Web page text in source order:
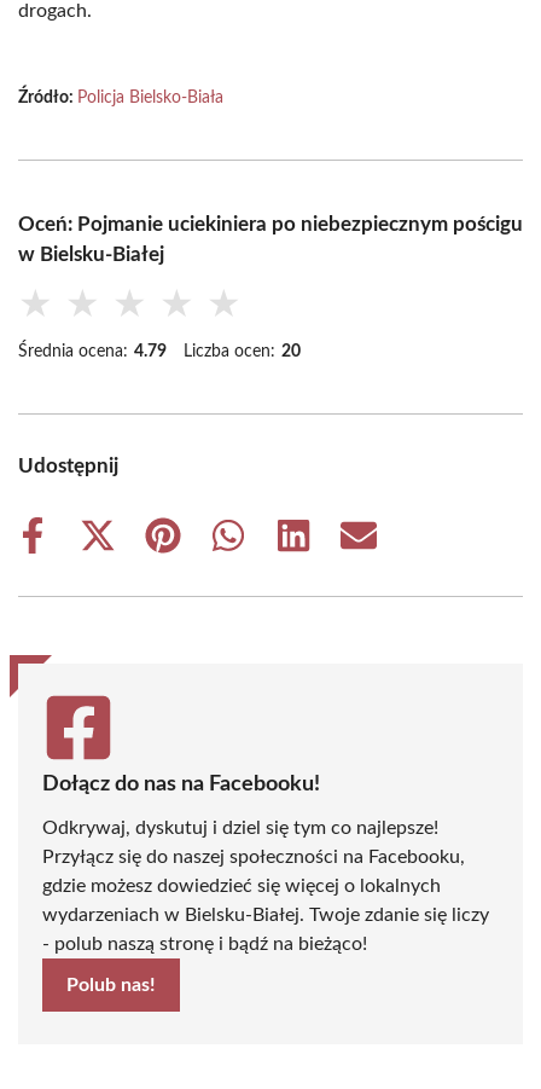
drogach.
Źródło: Policja Bielsko-Biała
Oceń: Pojmanie uciekiniera po niebezpiecznym pościgu
w Bielsku-Białej
★ ★ ★ ★ ★
Średnia ocena: 4.79 Liczba ocen: 20
Udostępnij
Share
Share
(Twitter)
Share
Share
Share
Share
Dołącz do nas na Facebooku!
Odkrywaj, dyskutuj i dziel się tym co najlepsze!
Przyłącz się do naszej społeczności na Facebooku,
gdzie możesz dowiedzieć się więcej o lokalnych
wydarzeniach w Bielsku-Białej. Twoje zdanie się liczy
- polub naszą stronę i bądź na bieżąco!
Polub nas!